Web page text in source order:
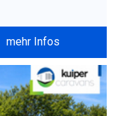
mehr Infos